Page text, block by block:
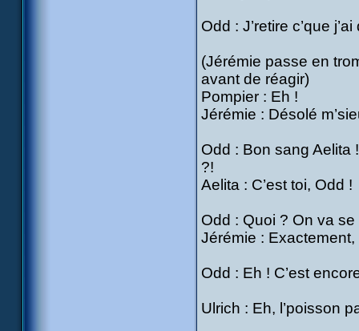
Odd : J’retire c’que
(Jérémie passe en
avant de réagir)
Pompier : Eh !
Jérémie : Désolé
Odd : Bon sang Aelita
?!
Aelita : C’est toi, Odd !
Odd : Quoi ? On va
Jérémie :
Odd : Eh ! C’est
Ulrich : Eh, l’poisson